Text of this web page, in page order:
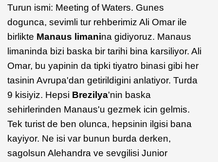
Turun ismi: Meeting of Waters. Gunes
dogunca, sevimli tur rehberimiz Ali Omar ile
birlikte Manaus limanina gidiyoruz. Manaus
limaninda bizi baska bir tarihi bina karsiliyor. Ali
Omar, bu yapinin da tipki tiyatro binasi gibi her
tasinin Avrupa'dan getirildigini anlatiyor. Turda
9 kisiyiz. Hepsi Brezilya'nin baska
sehirlerinden Manaus'u gezmek icin gelmis.
Tek turist de ben olunca, hepsinin ilgisi bana
kayiyor. Ne isi var bunun burda derken,
sagolsun Alehandra ve sevgilisi Junior